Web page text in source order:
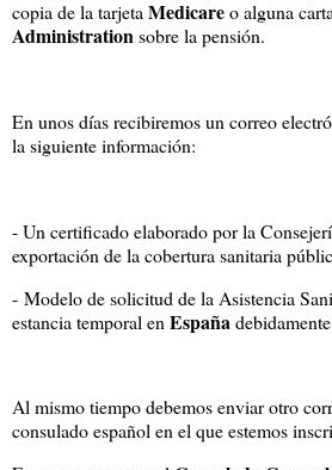
copia de la tarjetaMedicareo alguna
Administrationsobre la pensión.
En unos días recibiremos un correo
la siguiente información:
- Un certificado elaborado por la
exportación de la cobertura sanitaria
- Modelo de solicitud de la Asistencia
estancia temporal en España
Al mismo tiempo debemos enviar otro
consulado español en el que estemos